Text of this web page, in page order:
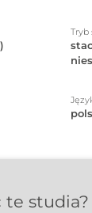
Tryb
te studia?